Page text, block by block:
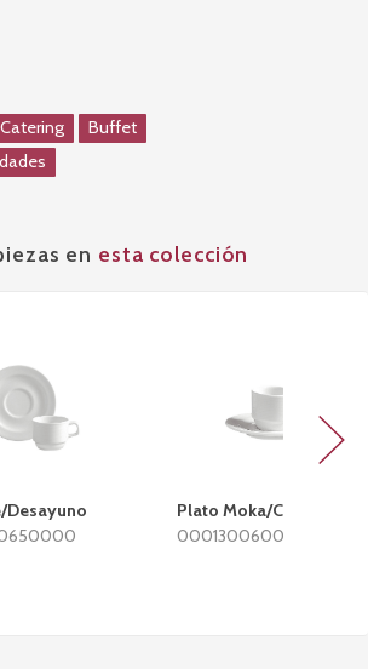
Catering
Buffet
en esta colección
Desayuno
Plato Moka/Café
0001300600000